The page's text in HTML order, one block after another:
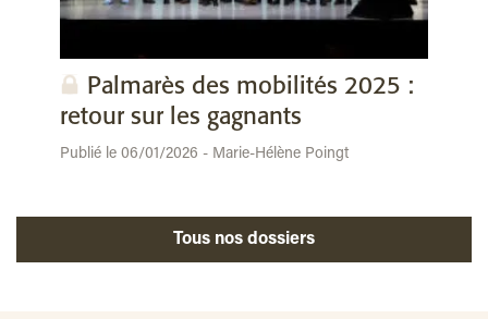
Palmarès des mobilités 2025 :
retour sur les gagnants
Publié le 06/01/2026 - Marie-Hélène Poingt
Tous nos dossiers